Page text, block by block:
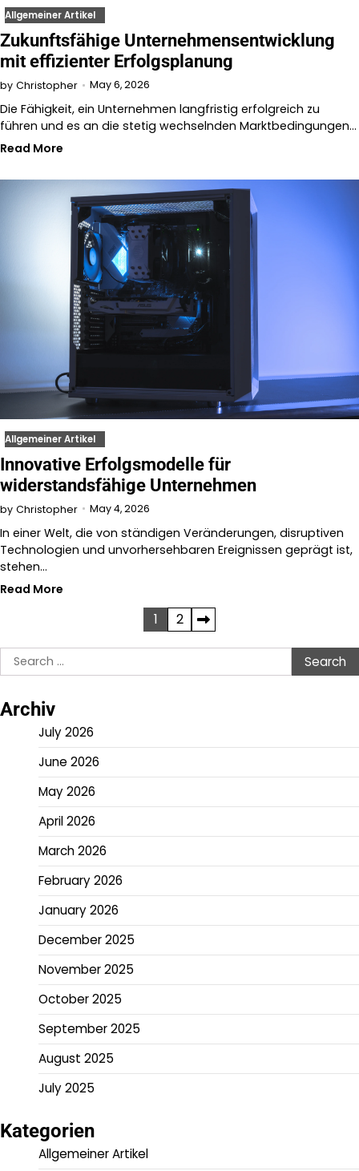
Allgemeiner Artikel
Zukunftsfähige Unternehmensentwicklung
mit effizienter Erfolgsplanung
by Christopher May 6, 2026
Die Fähigkeit, ein Unternehmen langfristig erfolgreich zu
führen und es an die stetig wechselnden Marktbedingungen…
Read More
Allgemeiner Artikel
Innovative Erfolgsmodelle für
widerstandsfähige Unternehmen
by Christopher May 4, 2026
In einer Welt, die von ständigen Veränderungen, disruptiven
Technologien und unvorhersehbaren Ereignissen geprägt ist,
stehen…
Read More
pagination
1
2
Search
for:
Archiv
July 2026
June 2026
May 2026
April 2026
March 2026
February 2026
January 2026
December 2025
November 2025
October 2025
September 2025
August 2025
July 2025
Kategorien
Allgemeiner Artikel